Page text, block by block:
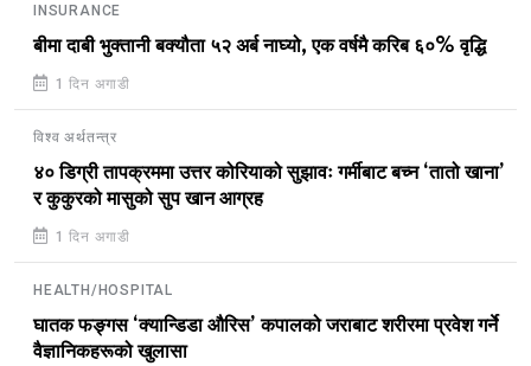
INSURANCE
बीमा दाबी भुक्तानी बक्यौता ५२ अर्ब नाघ्यो, एक वर्षमै करिब ६०% वृद्धि
1 दिन अगाडी
विश्व अर्थतन्त्र
४० डिग्री तापक्रममा उत्तर कोरियाको सुझावः गर्मीबाट बच्न ‘तातो खाना’
र कुकुरको मासुको सुप खान आग्रह
1 दिन अगाडी
HEALTH/HOSPITAL
घातक फङ्गस ‘क्यान्डिडा औरिस’ कपालको जराबाट शरीरमा प्रवेश गर्ने
वैज्ञानिकहरूको खुलासा